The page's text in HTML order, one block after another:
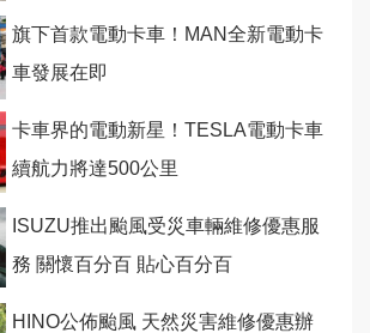
旗下首款電動卡車！MAN全新電動卡
車發展在即
卡車界的電動新星！TESLA電動卡車
續航力將達500公里
ISUZU推出颱風受災車輛維修優惠服
務 關懷百分百 貼心百分百
HINO公佈颱風 天然災害維修優惠辦